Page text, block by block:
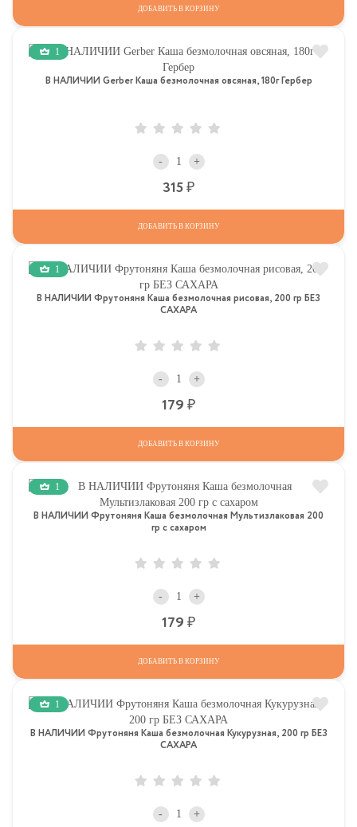
ДОБАВИТЬ В КОРЗИНУ
1
В НАЛИЧИИ Gerber Каша безмолочная овсяная, 180г Гербер
- +
315
ДОБАВИТЬ В КОРЗИНУ
1
В НАЛИЧИИ Фрутоняня Каша безмолочная рисовая, 200 гр БЕЗ
САХАРА
- +
179
ДОБАВИТЬ В КОРЗИНУ
1
В НАЛИЧИИ Фрутоняня Каша безмолочная Мультизлаковая 200
гр с сахаром
- +
179
ДОБАВИТЬ В КОРЗИНУ
1
В НАЛИЧИИ Фрутоняня Каша безмолочная Кукурузная, 200 гр БЕЗ
САХАРА
- +